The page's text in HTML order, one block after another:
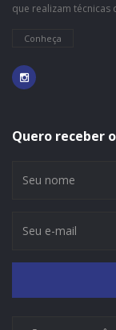
que realizam técnicas
Conheça
Quero receber